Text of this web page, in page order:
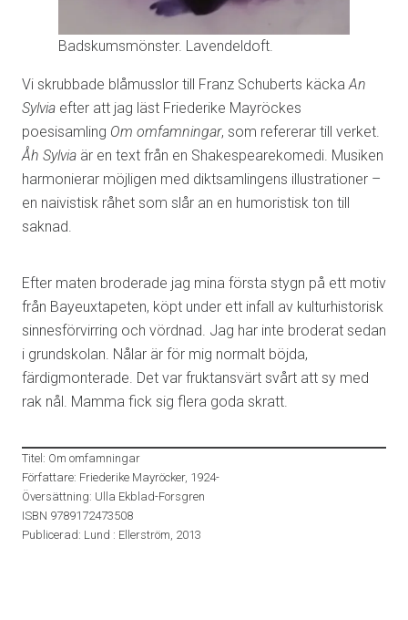
Badskumsmönster. Lavendeldoft.
Vi skrubbade blåmusslor till Franz Schuberts käckaAn
Sylvia efter att jag läst Friederike Mayröckes
poesisamling Om omfamningar, som refererar till verket.
Åh Sylvia är en text från en Shakespearekomedi. Musiken
harmonierar möjligen med diktsamlingens illustrationer –
en naivistisk råhet som slår an en humoristisk ton till
saknad.
Efter maten broderade jag mina första stygn på ett motiv
från Bayeuxtapeten, köpt under ett infall av kulturhistorisk
sinnesförvirring och vördnad. Jag har inte broderat sedan
i grundskolan. Nålar är för mig normalt böjda,
färdigmonterade. Det var fruktansvärt svårt att sy med
rak nål. Mamma fick sig flera goda skratt.
Titel: Om omfamningar
Författare: Friederike Mayröcker, 1924-
Översättning: Ulla Ekblad-Forsgren
ISBN 9789172473508
Publicerad: Lund : Ellerström, 2013